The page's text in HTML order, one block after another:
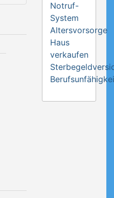
Notruf-
System
Altersvorsorge
Haus
verkaufen